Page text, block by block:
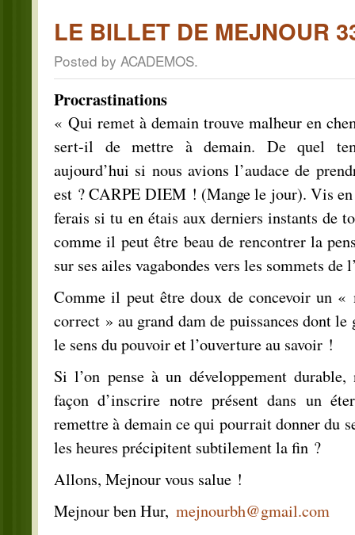
LE BILLET DE MEJNOUR
Posted by ACADEMOS.
Procrastinations
« Qui remet à demain trouve malheur en
sert-il de mettre à demain. De quel
aujourd’hui si nous avions l’audace de
est ? CARPE DIEM ! (Mange le jour). Vis en
ferais si tu en étais aux derniers instants de
comme il peut être beau de rencontrer la
sur ses ailes vagabondes vers les sommets de
Comme il peut être doux de concevoir un «
correct » au grand dam de puissances dont le
le sens du pouvoir et l’ouverture au savoir !
Si l’on pense à un développement durable,
façon d’inscrire notre présent dans un
remettre à demain ce qui pourrait donner du
les heures précipitent subtilement la fin ?
Allons, Mejnour vous salue !
Mejnour ben Hur, mejnourbh@gmail.com